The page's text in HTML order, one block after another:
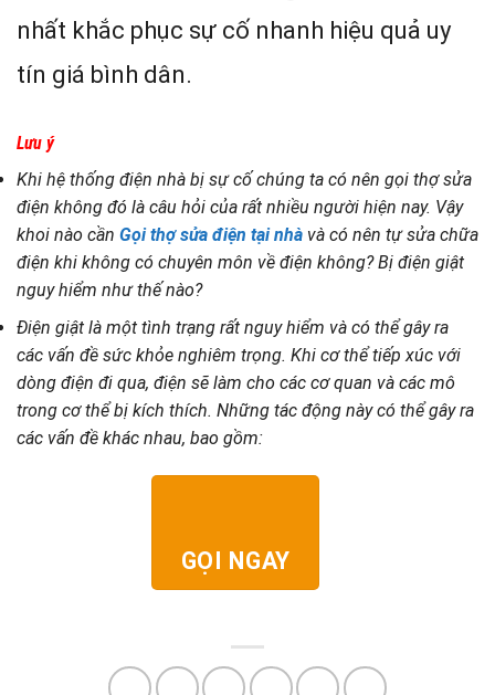
nhất khắc phục sự cố nhanh hiệu quả uy
tín giá bình dân.
Lưu ý
Khi hệ thống điện nhà bị sự cố chúng ta có nên gọi thợ sửa
điện không đó là câu hỏi của rất nhiều người hiện nay. Vậy
khoi nào cần Gọi thợ sửa điện tại nhà và có nên tự sửa chữa
điện khi không có chuyên môn về điện không? Bị điện giật
nguy hiểm như thế nào?
Điện giật là một tình trạng rất nguy hiểm và có thể gây ra
các vấn đề sức khỏe nghiêm trọng. Khi cơ thể tiếp xúc với
dòng điện đi qua, điện sẽ làm cho các cơ quan và các mô
trong cơ thể bị kích thích. Những tác động này có thể gây ra
các vấn đề khác nhau, bao gồm:
GỌI NGAY